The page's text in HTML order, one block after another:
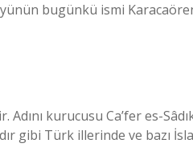
bugünkü ismi
kurucusu Ca’fer es-
gibi Türk illerinde ve bazı